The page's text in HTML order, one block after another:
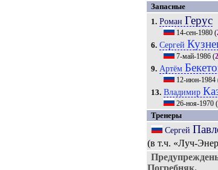
Запасные
1. Роман Герус
14-сен-1980 (
6. Сергей
7-май-1986 (
9. Артём
12-июн-1984
13. Владимир
26-ноя-1970 (
Тренеры
Сергей
(в т.ч. «Луч-
Погребняк.